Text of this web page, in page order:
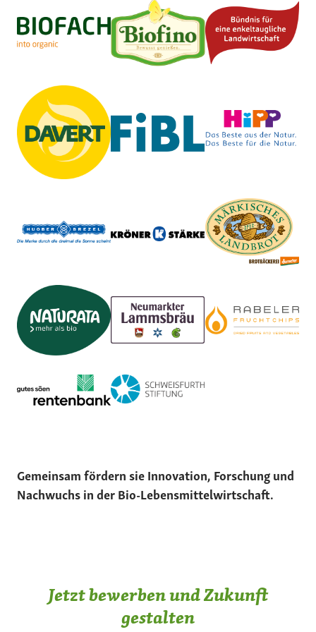
Gemeinsam fördern sie Innovation, Forschung und
Nachwuchs in der Bio-Lebensmittelwirtschaft.
Jetzt bewerben und Zukunft
gestalten